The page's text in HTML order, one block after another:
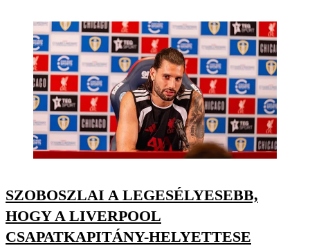
SZOBOSZLAI A LEGESÉLYESEBB,
HOGY A LIVERPOOL
CSAPATKAPITÁNY-HELYETTESE